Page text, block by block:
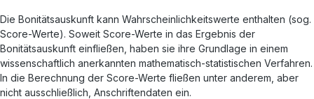
Die Bonitätsauskunft kann Wahrscheinlichkeitswerte enthalten (sog.
Score-Werte). Soweit Score-Werte in das Ergebnis der
Bonitätsauskunft einfließen, haben sie ihre Grundlage in einem
wissenschaftlich anerkannten mathematisch-statistischen Verfahren.
In die Berechnung der Score-Werte fließen unter anderem, aber
nicht ausschließlich, Anschriftendaten ein.